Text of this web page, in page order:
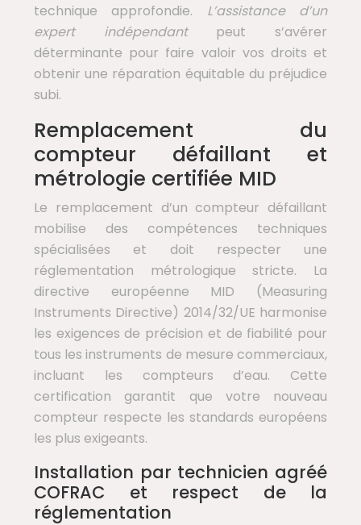
technique approfondie. L’assistance d’un
expert indépendant peut s’avérer
déterminante pour faire valoir vos droits et
obtenir une réparation équitable du préjudice
subi.
Remplacement du
compteur défaillant et
métrologie certifiée MID
Le remplacement d’un compteur défaillant
mobilise des compétences techniques
spécialisées et doit respecter une
réglementation métrologique stricte. La
directive européenne MID (Measuring
Instruments Directive) 2014/32/UE harmonise
les exigences de précision et de fiabilité pour
tous les instruments de mesure commerciaux,
incluant les compteurs d’eau. Cette
certification garantit que votre nouveau
compteur respecte les standards européens
les plus exigeants.
Installation par technicien agréé
COFRAC et respect de la
réglementation